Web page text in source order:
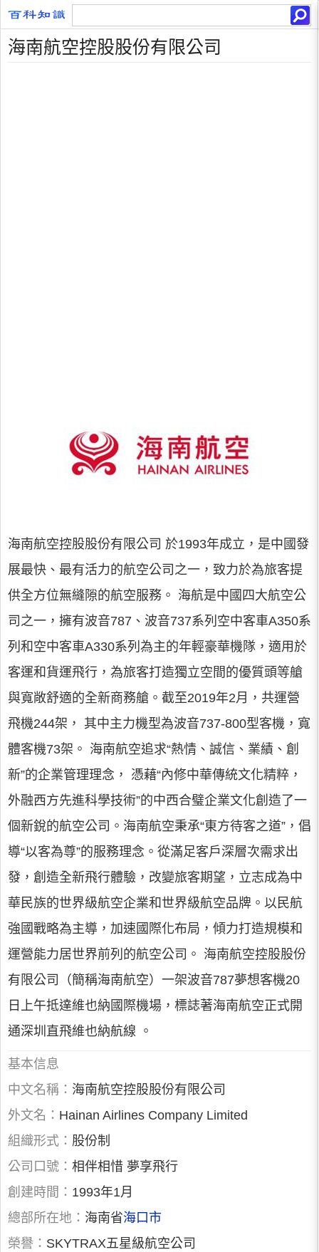
海南航空控股股份有限公司
海南航空控股股份有限公司 於1993年成立，是中國發
展最快、最有活力的航空公司之一，致力於為旅客提
供全方位無縫隙的航空服務。 海航是中國四大航空公
司之一，擁有波音787、波音737系列空中客車A350系
列和空中客車A330系列為主的年輕豪華機隊，適用於
客運和貨運飛行，為旅客打造獨立空間的優質頭等艙
與寬敞舒適的全新商務艙。截至2019年2月，共運營
飛機244架， 其中主力機型為波音737-800型客機，寬
體客機73架。 海南航空追求“熱情、誠信、業績、創
新”的企業管理理念， 憑藉“內修中華傳統文化精粹，
外融西方先進科學技術”的中西合璧企業文化創造了一
個新銳的航空公司。海南航空秉承“東方待客之道”，倡
導“以客為尊”的服務理念。從滿足客戶深層次需求出
發，創造全新飛行體驗，改變旅客期望，立志成為中
華民族的世界級航空企業和世界級航空品牌。以民航
強國戰略為主導，加速國際化布局，傾力打造規模和
運營能力居世界前列的航空公司。 海南航空控股股份
有限公司（簡稱海南航空）一架波音787夢想客機20
日上午抵達維也納國際機場，標誌著海南航空正式開
通深圳直飛維也納航線 。
基本信息
中文名稱： 海南航空控股股份有限公司
外文名： Hainan Airlines Company Limited
組織形式： 股份制
公司口號： 相伴相惜 夢享飛行
創建時間： 1993年1月
總部所在地： 海南省海口市
榮譽： SKYTRAX五星級航空公司